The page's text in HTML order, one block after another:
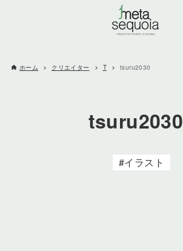
ホーム クリエイター T tsuru2030
tsuru2030
イラスト